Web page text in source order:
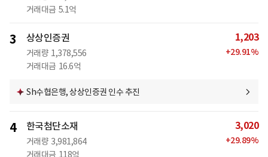
거래대금 5.1억
3 상상인증권
거래량 1,378,556
거래대금 16.6억
1,203
+29.91%
Sh수협은행, 상상인증권 인수 추진
4 한국첨단소재
거래량 3,981,864
거래대금 118억
3,020
+29.89%